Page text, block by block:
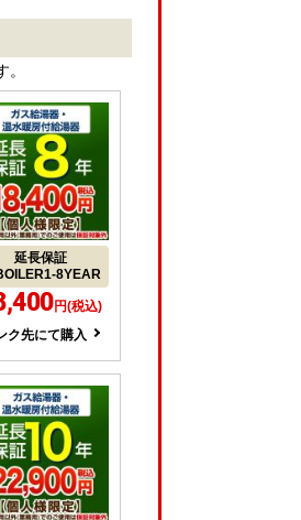
延長保証
8YEAR
円(税込)
ク先にて購入